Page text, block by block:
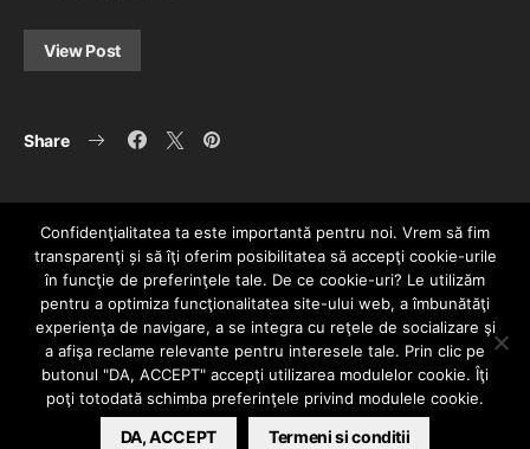
View Post
Share
HOME CONTACT POLITICĂ DE CONFIDENȚIALITATE
Since 2005 | Copyright by HIPHOPLIVE
ENTERTAINMENT SRL
Confidenţialitatea ta este importantă pentru noi. Vrem să fim
transparenţi și să îţi oferim posibilitatea să accepţi cookie-urile
în funcţie de preferinţele tale. De ce cookie-uri? Le utilizăm
pentru a optimiza funcţionalitatea site-ului web, a îmbunătăţi
experienţa de navigare, a se integra cu reţele de socializare şi
a afişa reclame relevante pentru interesele tale. Prin clic pe
butonul "DA, ACCEPT" accepţi utilizarea modulelor cookie. Îţi
poţi totodată schimba preferinţele privind modulele cookie.
DA, ACCEPT Termeni si conditii